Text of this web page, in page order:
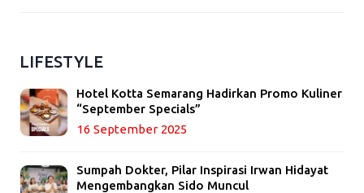
LIFESTYLE
Hotel Kotta Semarang Hadirkan Promo Kuliner
“September Specials”
16 September 2025
Sumpah Dokter, Pilar Inspirasi Irwan Hidayat
Mengembangkan Sido Muncul